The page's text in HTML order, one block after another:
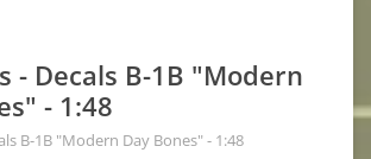
- Decals B-1B "Modern
- 1:48
B-1B "Modern Day Bones" - 1:48